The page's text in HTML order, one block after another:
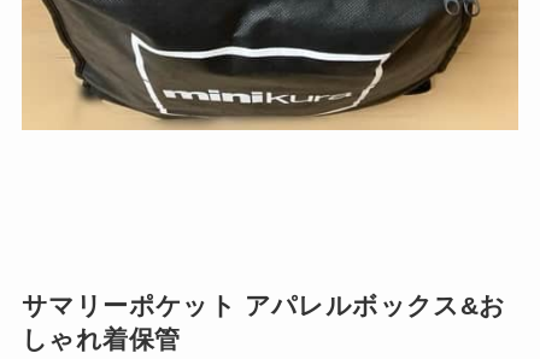
サマリーポケット アパレルボックス &お
しゃれ着保管